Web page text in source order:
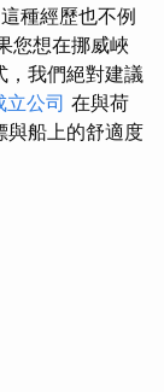
種經歷也不例
您想在挪威峽
，我們絕對建議
立公司 在與荷
與船上的舒適度